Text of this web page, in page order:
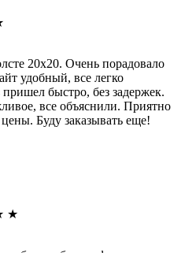
20х20. Очень порадовало
удобный, все легко
пришел быстро, без задержек.
все объяснили. Приятно
Буду заказывать еще!
★